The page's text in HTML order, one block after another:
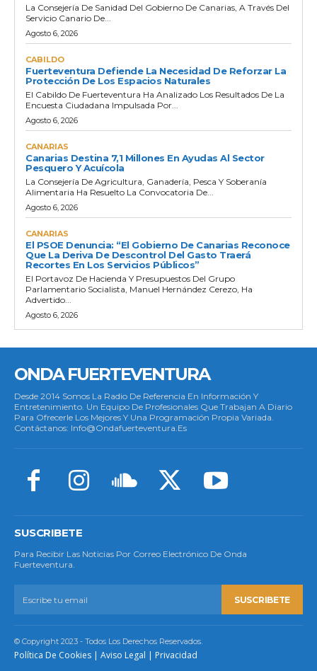
La Consejería De Sanidad Del Gobierno De Canarias, A Través Del
Servicio Canario De...
Agosto 6, 2026
CABILDO
Fuerteventura Defiende La Necesidad De Reforzar La
Protección De Los Espacios Naturales
El Cabildo De Fuerteventura Ha Analizado Los Resultados De La
Encuesta Ciudadana Impulsada Por...
Agosto 6, 2026
CANARIAS
Canarias Destina 7,1 Millones En Ayudas Al Sector
Pesquero Y Acuícola
La Consejería De Agricultura, Ganadería, Pesca Y Soberanía
Alimentaria Ha Resuelto La Convocatoria De...
Agosto 6, 2026
CANARIAS
El PSOE Denuncia: “El Gobierno De Canarias Reconoce
Que La Deriva De Descontrol Del Gasto Traerá
Recortes En Los Servicios Públicos”
El Portavoz De Hacienda Y Presupuestos Del Grupo
Parlamentario Socialista, Manuel Hernández Cerezo, Ha
Advertido...
Agosto 6, 2026
ONDA FUERTEVENTURA
Desde 2014 Somos La Radio De Referencia En Información Y
Entretenimiento. Un Equipo De Profesionales Que Trabajan A Diario
Para Ofrecerle Los Mejores Y Una Programación Propia Variada.
Contáctanos: Info@ondafuerteventura.es
SUSCRIBETE
Para Recibir Las Noticias Por Correo Electrónico De Onda
Fuerteventura.
SUSCRIBETE
© Copyright 2023 - Todos Los Derechos Reservados.
Política De Cookies | Aviso Legal | Privacidad